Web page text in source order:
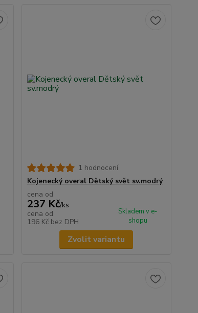
1 hodnocení
Kojenecký overal Dětský svět sv.modrý
cena od
237 Kč/ks
cena od
196 Kč bez DPH
Skladem v e-
shopu
Zvolit variantu